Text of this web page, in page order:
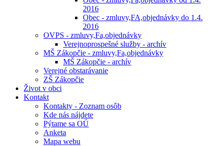
2016
Obec - zmluvy,FA,objednávky do 1.4.
2016
OVPS - zmluvy,Fa,objednávky
Verejnoprospešné služby - archív
MŠ Zákopčie - zmluvy,Fa,objednávky
MŠ Zákopčie - archív
Verejné obstarávanie
ZŠ Zákopčie
Život v obci
Kontakt
Kontakty - Zoznam osôb
Kde nás nájdete
Pýtame sa OÚ
Anketa
Mapa webu